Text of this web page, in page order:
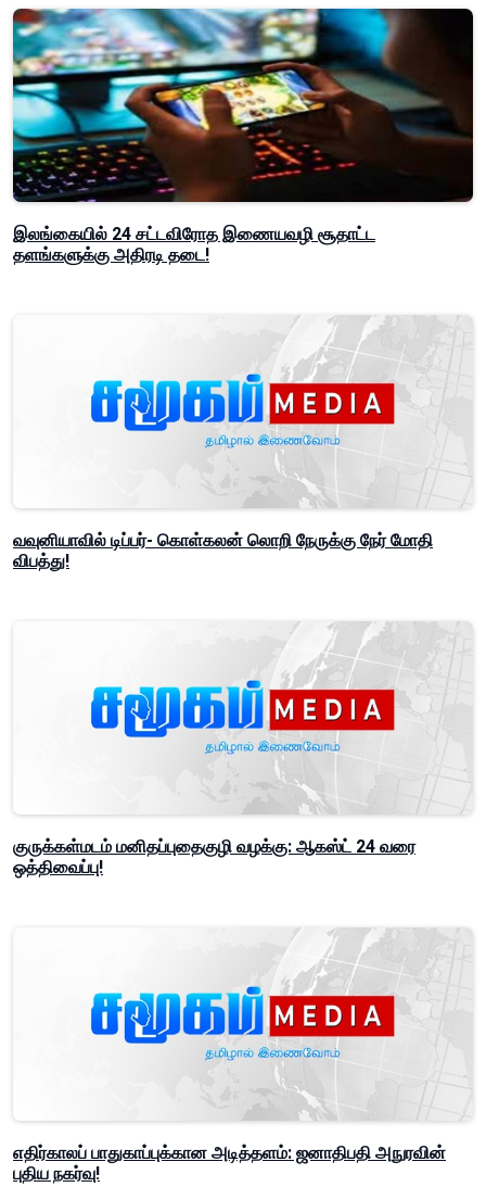
இலங்கையில் 24 சட்டவிரோத இணையவழி சூதாட்ட
தளங்களுக்கு அதிரடி தடை!
வவுனியாவில் டிப்பர்- கொள்கலன் லொறி நேருக்கு நேர் மோதி
விபத்து!
குருக்கள்மடம் மனிதப்புதைகுழி வழக்கு: ஆகஸ்ட் 24 வரை
ஒத்திவைப்பு!
எதிர்காலப் பாதுகாப்புக்கான அடித்தளம்: ஜனாதிபதி அநுரவின்
புதிய நகர்வு!